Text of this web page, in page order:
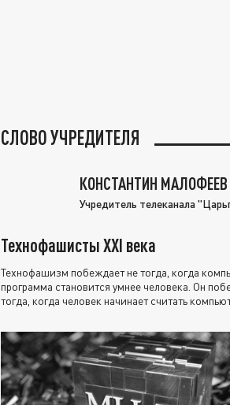
СЛОВО УЧРЕДИТЕЛЯ
КОНСТАНТИН МАЛОФЕЕВ
Учредитель телеканала
Технофашисты XXI века
Технофашизм побеждает не тогда, когда
программа становится умнее человека. Он
тогда, когда человек начинает считать